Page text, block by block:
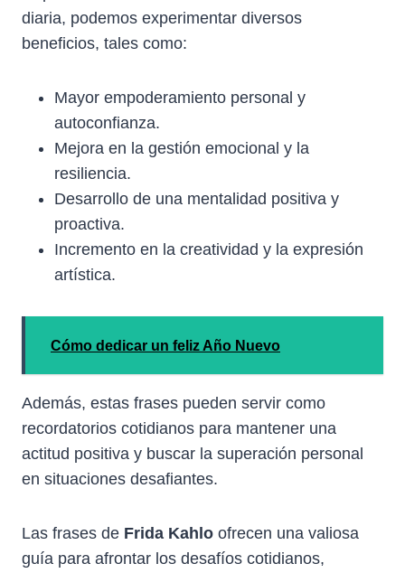
diaria, podemos experimentar diversos
beneficios, tales como:
Mayor empoderamiento personal y
autoconfianza.
Mejora en la gestión emocional y la
resiliencia.
Desarrollo de una mentalidad positiva y
proactiva.
Incremento en la creatividad y la expresión
artística.
Cómo dedicar un feliz Año Nuevo
Además, estas frases pueden servir como
recordatorios cotidianos para mantener una
actitud positiva y buscar la superación personal
en situaciones desafiantes.
Las frases de Frida Kahlo ofrecen una valiosa
guía para afrontar los desafíos cotidianos,